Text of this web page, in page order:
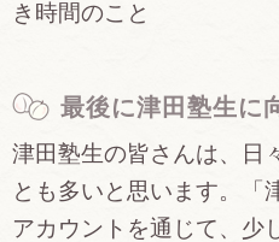
き時間のこと
最後に津田塾生に
津田塾生の皆さんは、日
とも多いと思います。「
アカウントを通じて、少